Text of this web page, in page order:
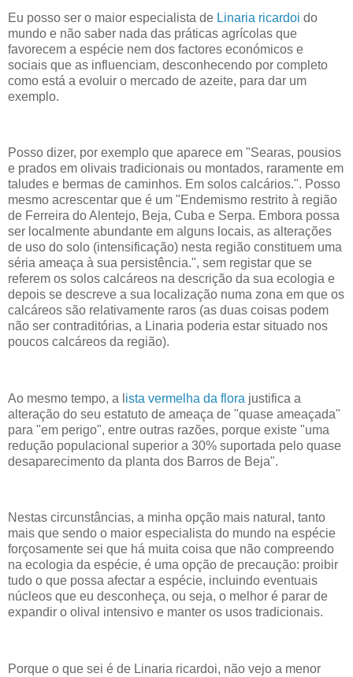
Eu posso ser o maior especialista de Linaria ricardoi do
mundo e não saber nada das práticas agrícolas que
favorecem a espécie nem dos factores económicos e
sociais que as influenciam, desconhecendo por completo
como está a evoluir o mercado de azeite, para dar um
exemplo.
Posso dizer, por exemplo que aparece em "Searas, pousios
e prados em olivais tradicionais ou montados, raramente em
taludes e bermas de caminhos. Em solos calcários.". Posso
mesmo acrescentar que é um "Endemismo restrito à região
de Ferreira do Alentejo, Beja, Cuba e Serpa. Embora possa
ser localmente abundante em alguns locais, as alterações
de uso do solo (intensificação) nesta região constituem uma
séria ameaça à sua persistência.", sem registar que se
referem os solos calcáreos na descrição da sua ecologia e
depois se descreve a sua localização numa zona em que os
calcáreos são relativamente raros (as duas coisas podem
não ser contraditórias, a Linaria poderia estar situado nos
poucos calcáreos da região).
Ao mesmo tempo, a l ista vermelha da flora justifica a
alteração do seu estatuto de ameaça de "quase ameaçada"
para "em perigo", entre outras razões, porque existe "uma
redução populacional superior a 30% suportada pelo quase
desaparecimento da planta dos Barros de Beja".
Nestas circunstâncias, a minha opção mais natural, tanto
mais que sendo o maior especialista do mundo na espécie
forçosamente sei que há muita coisa que não compreendo
na ecologia da espécie, é uma opção de precaução: proibir
tudo o que possa afectar a espécie, incluindo eventuais
núcleos que eu desconheça, ou seja, o melhor é parar de
expandir o olival intensivo e manter os usos tradicionais.
Porque o que sei é de Linaria ricardoi, não vejo a menor